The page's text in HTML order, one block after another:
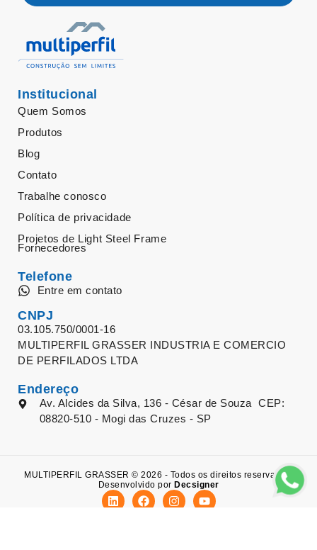
Institucional
Quem Somos
Produtos
Blog
Contato
Trabalhe conosco
Política de privacidade
Projetos de Light Steel Frame
Fornecedores
Telefone
Entre em contato
CNPJ
03.105.750/0001-16
MULTIPERFIL GRASSER INDUSTRIA E COMERCIO
DE PERFILADOS LTDA
Endereço
Av. Alcides da Silva, 136 - César de Souza CEP:
08820-510 - Mogi das Cruzes - SP
MULTIPERFIL GRASSER © 2026 - Todos os direitos reservados.
Desenvolvido por Decsigner